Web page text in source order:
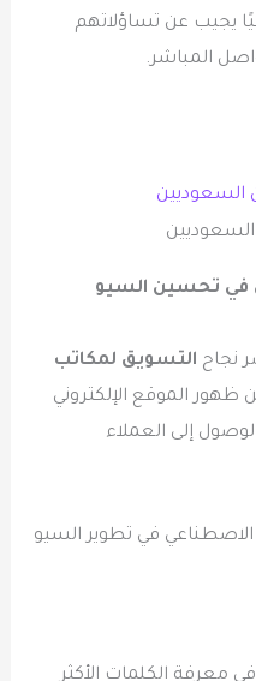
يجيب عن تساؤلاتهم
المباشر.
في تحسين السيو
نجاح التسويق لمكاتب
ظهور الموقع الإلكتروني
إلى العملاء
الاصطناعي في تطوير السيو
معرفة الكلمات الأكثر